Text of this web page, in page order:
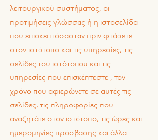
λειτουργικού συστήματος, οι
προτιμήσεις γλώσσας ή η ιστοσελίδα
που επισκεπτόσασταν πριν φτάσετε
στον ιστότοπο και τις υπηρεσίες, τις
σελίδες του ιστότοπου και τις
υπηρεσίες που επισκέπτεστε , τον
χρόνο που αφιερώνετε σε αυτές τις
σελίδες, τις πληροφορίες που
αναζητάτε στον ιστότοπο, τις ώρες και
ημερομηνίες πρόσβασης και άλλα